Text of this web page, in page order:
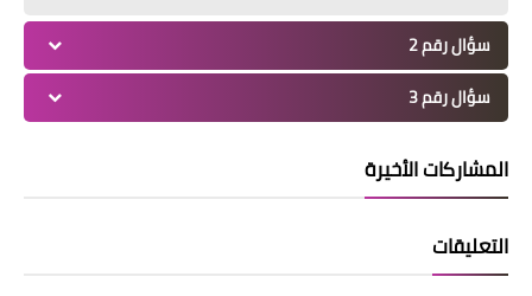
سؤال رقم 2
سؤال رقم 3
المشاركات الأخيرة
التعليقات